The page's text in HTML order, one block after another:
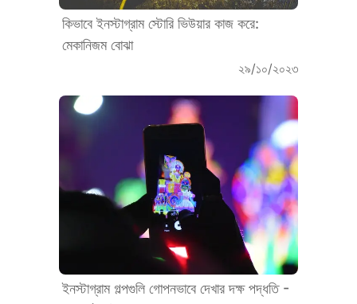
কিভাবে ইনস্টাগ্রাম স্টোরি ভিউয়ার কাজ করে:
মেকানিজম বোঝা
২৯/১০/২০২৩
ইনস্টাগ্রাম গল্পগুলি গোপনভাবে দেখার দক্ষ পদ্ধতি -